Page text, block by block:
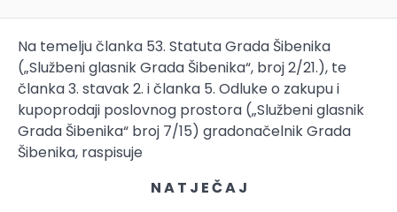
Na temelju članka 53. Statuta Grada Šibenika
(„Službeni glasnik Grada Šibenika“, broj 2/21.), te
članka 3. stavak 2. i članka 5. Odluke o zakupu i
kupoprodaji poslovnog prostora („Službeni glasnik
Grada Šibenika“ broj 7/15) gradonačelnik Grada
Šibenika, raspisuje
N A T J E Č A J